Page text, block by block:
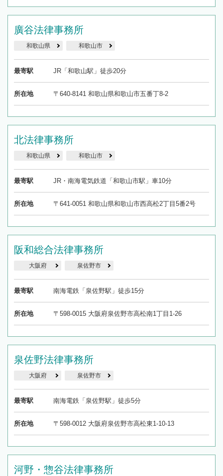
廣谷法律事務所
和歌山県 和歌山市
最寄駅 JR「和歌山駅」徒歩20分
所在地 〒640-8141 和歌山県和歌山市五番丁8-2
北法律事務所
和歌山県 和歌山市
最寄駅 JR・南海電気鉄道「和歌山市駅」車10分
所在地 〒641-0051 和歌山県和歌山市西高松2丁目5番2号
阪和総合法律事務所
大阪府 泉佐野市
最寄駅 南海電鉄「泉佐野駅」徒歩15分
所在地 〒598-0015 大阪府泉佐野市高松南1丁目1-26
泉佐野法律事務所
大阪府 泉佐野市
最寄駅 南海電鉄「泉佐野駅」徒歩5分
所在地 〒598-0012 大阪府泉佐野市高松東1-10-13
河野・惣谷法律事務所